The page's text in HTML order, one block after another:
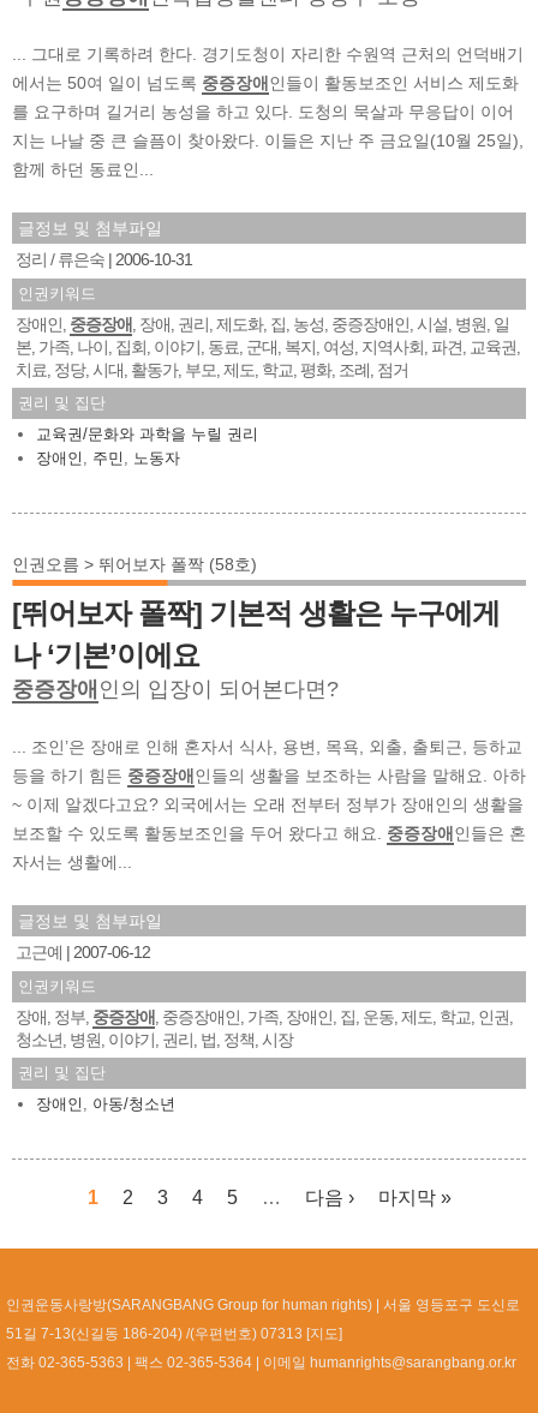
... 그대로 기록하려 한다. 경기도청이 자리한 수원역 근처의 언덕배기
에서는 50여 일이 넘도록 중증장애 인들이 활동보조인 서비스 제도화
를 요구하며 길거리 농성을 하고 있다. 도청의 묵살과 무응답이 이어
지는 나날 중 큰 슬픔이 찾아왔다. 이들은 지난 주 금요일(10월 25일),
함께 하던 동료인...
글정보 및 첨부파일
정리 / 류은숙
2006-10-31
인권키워드
장애인 중증장애 장애 권리 제도화, 집 농성 중증장애인 시설 병원 일
본 가족 나이 집회 이야기 동료 군대 복지 여성 지역사회 파견 교육권
치료 정당, 시대 활동가, 부모 제도 학교 평화, 조례 점거
권리 및 집단
교육권/문화와 과학을 누릴 권리
장애인
주민 노동자
인권오름 > 뛰어보자 폴짝 (58호)
[뛰어보자 폴짝] 기본적 생활은 누구에게
나 ‘기본’이에요
중증장애 인의 입장이 되어본다면?
... 조인’은 장애로 인해 혼자서 식사, 용변, 목욕, 외출, 출퇴근, 등하교
등을 하기 힘든 중증장애 인들의 생활을 보조하는 사람을 말해요. 아하
~ 이제 알겠다고요? 외국에서는 오래 전부터 정부가 장애인의 생활을
보조할 수 있도록 활동보조인을 두어 왔다고 해요. 중증장애 인들은 혼
자서는 생활에...
글정보 및 첨부파일
고근예
2007-06-12
인권키워드
장애 정부 중증장애 중증장애인 가족 장애인 집 운동 제도 학교 인권
청소년 병원 이야기 권리 법 정책 시장
권리 및 집단
장애인
아동/청소년
페이지
1 2 3 4 5 … 다음 › 마지막 »
인권운동사랑방(SARANGBANG Group for human rights)
서울 영등포구 도신로
51길 7-13(신길동 186-204) /(우편번호) 07313 [지도]
전화 02-365-5363
팩스 02-365-5364 이메일 humanrights@sarangbang.or.kr